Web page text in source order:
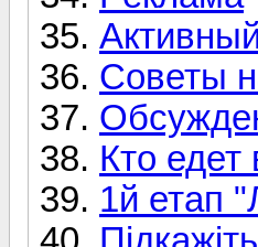
Советы
Кто едет
1й етап